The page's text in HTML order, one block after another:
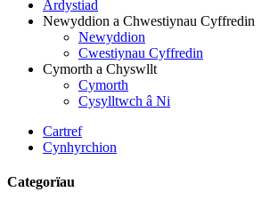
Ardystiad
Newyddion a Chwestiynau Cyffredin
Newyddion
Cwestiynau Cyffredin
Cymorth a Chyswllt
Cymorth
Cysylltwch â Ni
Cartref
Cynhyrchion
Categorïau